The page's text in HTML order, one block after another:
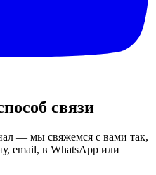
связи
— мы свяжемся с вами так,
email, в WhatsApp или